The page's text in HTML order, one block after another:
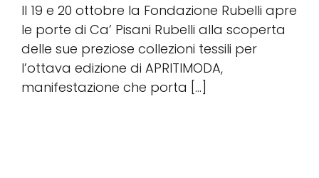
Il 19 e 20 ottobre la Fondazione Rubelli apre
le porte di Ca’ Pisani Rubelli alla scoperta
delle sue preziose collezioni tessili per
l’ottava edizione di APRITIMODA,
manifestazione che porta [...]